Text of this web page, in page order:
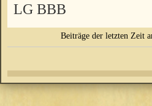
LG BBB
Beiträge der letzten Zeit